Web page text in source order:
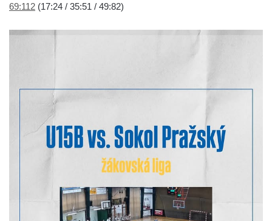
69:112 (17:24 / 35:51 / 49:82)